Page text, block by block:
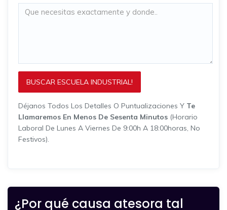
BUSCAR ESCUELA INDUSTRIAL!
Déjanos Todos Los Detalles O Puntualizaciones Y Te
Llamaremos En Menos De Sesenta Minutos (horario
Laboral De Lunes A Viernes De 9:00h A 18:00horas, No
Festivos).
¿Por qué causa atesora tal